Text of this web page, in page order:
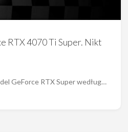
RTX 4070 Ti Super. Nikt
GeForce RTX Super według…